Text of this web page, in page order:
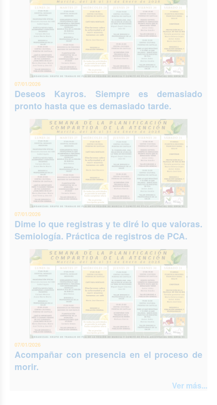
07/01/2026
Deseos Kayros. Siempre es demasiado
pronto hasta que es demasiado tarde.
07/01/2026
Dime lo que registras y te diré lo que valoras.
Semiología. Práctica de registros de PCA.
07/01/2026
Acompañar con presencia en el proceso de
morir.
Ver más...